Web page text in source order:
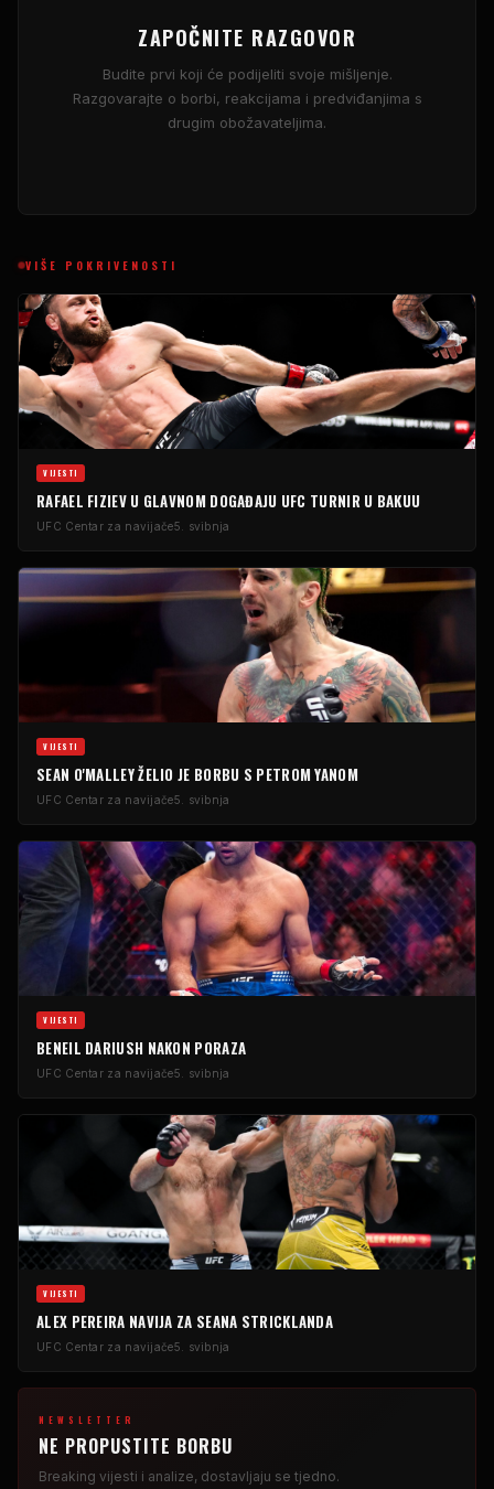
ZAPOČNITE RAZGOVOR
Budite prvi koji će podijeliti svoje mišljenje.
Razgovarajte o borbi, reakcijama i predviđanjima s
drugim obožavateljima.
VIŠE POKRIVENOSTI
VIJESTI
RAFAEL FIZIEV U GLAVNOM DOGAĐAJU UFC TURNIR U BAKUU
UFC Centar za navijače5. svibnja
VIJESTI
SEAN O'MALLEY ŽELIO JE BORBU S PETROM YANOM
UFC Centar za navijače5. svibnja
VIJESTI
BENEIL DARIUSH NAKON PORAZA
UFC Centar za navijače5. svibnja
VIJESTI
ALEX PEREIRA NAVIJA ZA SEANA STRICKLANDA
UFC Centar za navijače5. svibnja
NEWSLETTER
NE PROPUSTITE BORBU
Breaking vijesti i analize, dostavljaju se tjedno.